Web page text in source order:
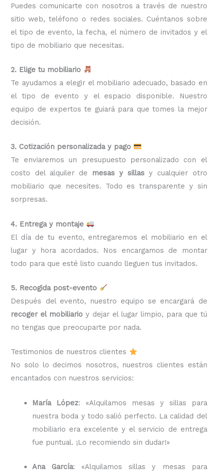
Puedes comunicarte con nosotros a través de nuestro
sitio web, teléfono o redes sociales. Cuéntanos sobre
el tipo de evento, la fecha, el número de invitados y el
tipo de mobiliario que necesitas.
2. Elige tu mobiliario
Te ayudamos a elegir el mobiliario adecuado, basado en
el tipo de evento y el espacio disponible. Nuestro
equipo de expertos te guiará para que tomes la mejor
decisión.
3. Cotización personalizada y pago
Te enviaremos un presupuesto personalizado con el
costo del alquiler de
mesas y sillas y cualquier otro
mobiliario que necesites. Todo es transparente y sin
sorpresas.
4. Entrega y montaje
El día de tu evento, entregaremos el mobiliario en el
lugar y hora acordados. Nos encargamos de montar
todo para que esté listo cuando lleguen tus invitados.
5. Recogida post-evento
Después del evento, nuestro equipo se encargará de
recoger el mobiliario y dejar el lugar limpio, para que tú
no tengas que preocuparte por nada.
Testimonios de nuestros clientes
No solo lo decimos nosotros, nuestros clientes están
encantados con nuestros servicios:
María López: «Alquilamos mesas y sillas para
nuestra boda y todo salió perfecto. La calidad del
mobiliario era excelente y el servicio de entrega
fue puntual. ¡Lo recomiendo sin dudar!»
Ana García: «Alquilamos sillas y mesas para